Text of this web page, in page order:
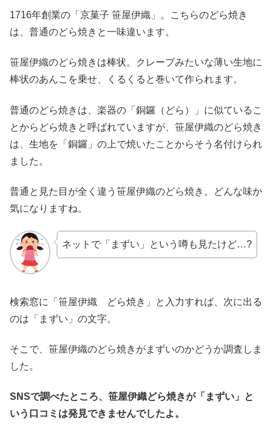
1716年創業の「京菓子 笹屋伊織」。こちらのどら焼き
は、普通のどら焼きと一味違います。
笹屋伊織のどら焼きは棒状。クレープみたいな薄い生地に
棒状のあんこを乗せ、くるくると巻いて作られます。
普通のどら焼きは、楽器の「銅鑼（どら）」に似ているこ
とからどら焼きと呼ばれていますが、笹屋伊織のどら焼き
は、生地を「銅鑼」の上で焼いたことからそう名付けられ
ました。
普通と見た目が全く違う笹屋伊織のどら焼き。どんな味か
気になりますね。
ネットで「まずい」という噂も見たけど…?
検索窓に「笹屋伊織 どら焼き」と入力すれば、次に出る
のは「まずい」の文字。
そこで、笹屋伊織のどら焼きがまずいのかどうか調査しま
した。
SNSで調べたところ、笹屋伊織どら焼きが「まずい」と
いう口コミは発見できませんでしたよ。